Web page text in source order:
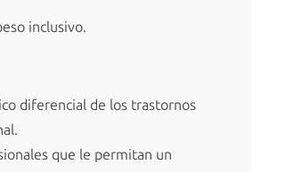
inclusivo.
diferencial de los trastornos
que le permitan un